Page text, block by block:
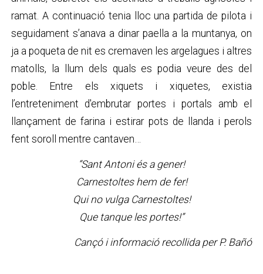
ramat. A continuació tenia lloc una partida de pilota i
seguidament s’anava a dinar paella a la muntanya, on
ja a poqueta de nit es cremaven les argelagues i altres
matolls, la llum dels quals es podia veure des del
poble. Entre els xiquets i xiquetes, existia
l’entreteniment d'embrutar portes i portals amb el
llançament de farina i estirar pots de llanda i perols
fent soroll mentre cantaven…
“Sant Antoni és a gener!
Carnestoltes hem de fer!
Qui no vulga Carnestoltes!
Que tanque les portes!”
Cançó i informació recollida per P. Bañó